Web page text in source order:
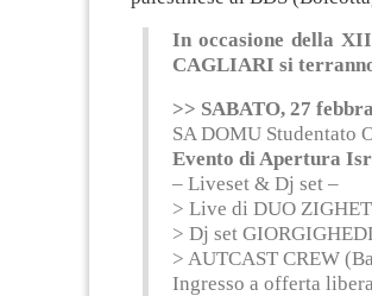
In occasione della
CAGLIARI si
>> SABATO, 27
SA DOMU Studentato
Evento di Apertura
– Liveset & Dj set –
> Live di DUO ZIGHET
> Dj set
> AUTCAST CREW
Ingresso a offerta libera